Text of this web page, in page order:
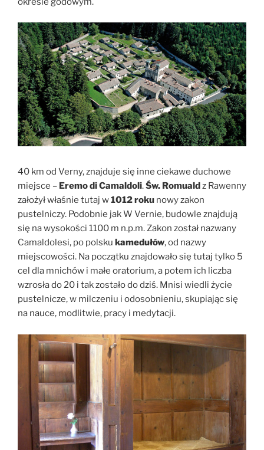
40 km od Verny, znajduje się inne ciekawe duchowe
miejsce – Eremo di Camaldoli.Św. Romualdz Rawenny
założył właśnie tutaj w1012 roku nowy zakon
pustelniczy. Podobnie jak W Vernie, budowle znajdują
się na wysokości 1100 m n.p.m. Zakon został nazwany
Camaldolesi, po polsku kamedułów, od nazwy
miejscowości. Na początku znajdowało się tutaj tylko 5
cel dla mnichów i małe oratorium, a potem ich liczba
wzrosła do 20 i tak zostało do dziś. Mnisi wiedli życie
pustelnicze, w milczeniu i odosobnieniu, skupiając się
na nauce, modlitwie, pracy i medytacji.